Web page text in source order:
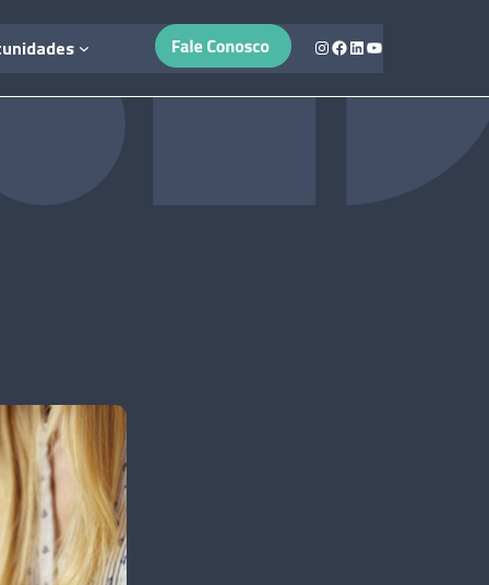
Instagram
Facebook
LinkedIn
Youtube